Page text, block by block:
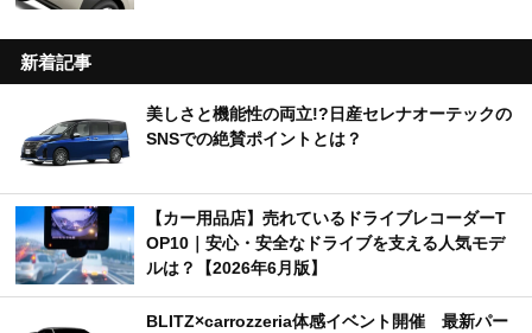
新着記事
美しさと機能性の両立!?日産セレナオーテックの
SNSでの絶賛ポイントとは？
【カー用品店】売れているドライブレコーダーT
OP10｜安心・安全なドライブを支える人気モデ
ルは？【2026年6月版】
BLITZ×carrozzeria体感イベント開催 最新パー